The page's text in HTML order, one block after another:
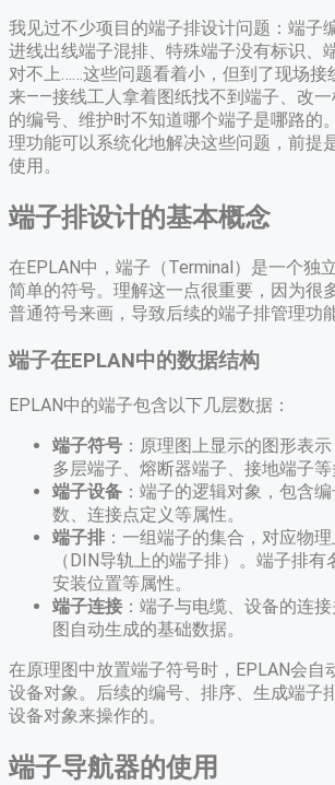
我见过不少项目的端子排设计问题：端子
进线出线端子混排、特殊端子没有标识、
对不上……这些问题看着小，但到了现场接
来——接线工人拿着图纸找不到端子、改
的编号、维护时不知道哪个端子是哪路的
理功能可以系统化地解决这些问题，前提
使用。
端子排设计的基本概念
在EPLAN中，端子（Terminal）是一个独
简单的符号。理解这一点很重要，因为很
普通符号来画，导致后续的端子排管理功
端子在EPLAN中的数据结构
EPLAN中的端子包含以下几层数据：
端子符号 ：原理图上显示的图形表示
多层端子、熔断器端子、接地端子等
端子设备 ：端子的逻辑对象，包含
数、连接点定义等属性。
端子排 ：一组端子的集合，对应物
（DIN导轨上的端子排）。端子排有
安装位置等属性。
端子连接 ：端子与电缆、设备的连
图自动生成的基础数据。
在原理图中放置端子符号时，EPLAN会自
设备对象。后续的编号、排序、生成端子
设备对象来操作的。
端子导航器的使用